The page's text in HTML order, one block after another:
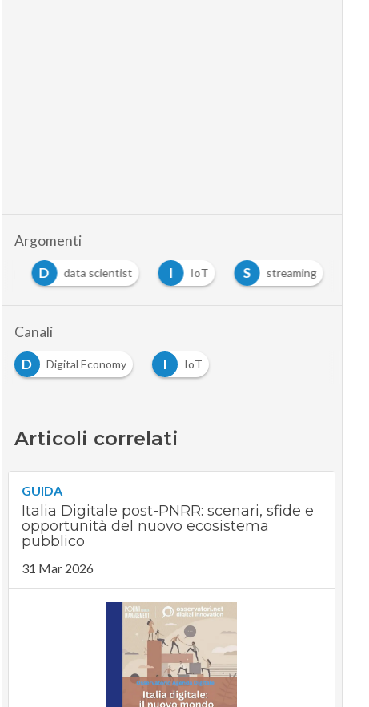
Argomenti
D data scientist I IoT S streaming
Canali
D
Digital Economy I IoT
Articoli correlati
GUIDA
Italia Digitale post-PNRR: scenari, sfide e
opportunità del nuovo ecosistema
pubblico
31 Mar 2026